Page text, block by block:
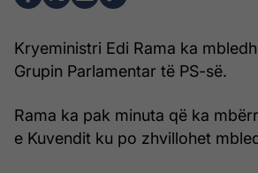
Kryeministri Edi Rama ka
Grupin Parlamentar të PS-së.
Rama ka pak minuta që ka
e Kuvendit ku po zhvillohet